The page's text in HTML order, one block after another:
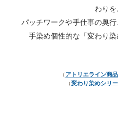
わりを
パッチワークや手仕事の奥行
手染め個性的な「変わり染
（ アトリエライン商
（変わり染めシリ